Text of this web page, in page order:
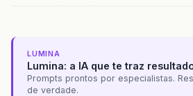
LUMINA
Lumina: a IA que te traz
Prompts prontos por especialistas.
de verdade.